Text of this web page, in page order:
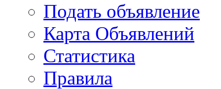
Подать объявление
Карта Объявлений
Статистика
Правила